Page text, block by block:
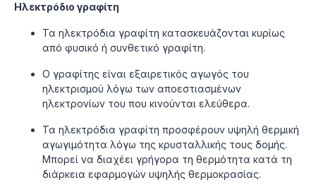
Ηλεκτρόδιο γραφίτη
Τα ηλεκτρόδια γραφίτη κατασκευάζονται κυρίως
από φυσικό ή συνθετικό γραφίτη.
Ο γραφίτης είναι εξαιρετικός αγωγός του
ηλεκτρισμού λόγω των αποεστιασμένων
ηλεκτρονίων του που κινούνται ελεύθερα.
Τα ηλεκτρόδια γραφίτη προσφέρουν υψηλή θερμική
αγωγιμότητα λόγω της κρυσταλλικής τους δομής.
Μπορεί να διαχέει γρήγορα τη θερμότητα κατά τη
διάρκεια εφαρμογών υψηλής θερμοκρασίας.